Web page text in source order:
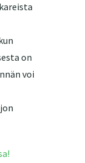
on
voi